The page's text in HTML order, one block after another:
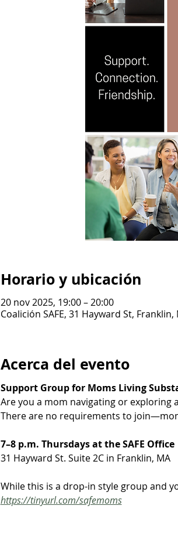
Horario y ubicación
20 nov 2025, 19:00 – 20:00
Coalición SAFE, 31 Hayward St,
Acerca del evento
Support Group for Moms Living
Are you a mom navigating or exploring
There are no requirements to
7–8 p.m. Thursdays at the SAFE Office
31 Hayward St. Suite 2C in Franklin, MA
While this is a drop-in style group and
https://tinyurl.com/safemoms